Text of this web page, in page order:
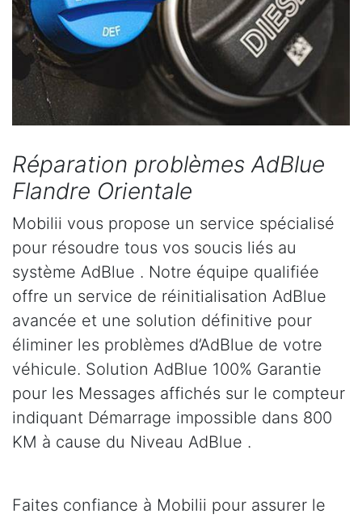
Réparation problèmes AdBlue
Flandre Orientale
Mobilii vous propose un service spécialisé
pour résoudre tous vos soucis liés au
système AdBlue . Notre équipe qualifiée
offre un service de réinitialisation AdBlue
avancée et une solution définitive pour
éliminer les problèmes d’AdBlue de votre
véhicule. Solution AdBlue 100% Garantie
pour les Messages affichés sur le compteur
indiquant Démarrage impossible dans 800
KM à cause du Niveau AdBlue .
Faites confiance à Mobilii pour assurer le